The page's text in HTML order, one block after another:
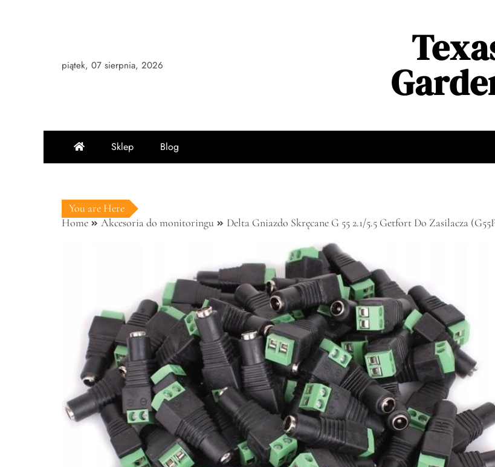
piątek, 07 sierpnia, 2026
Sklep Blog
You are Here
Home
Akcesoria do monitoringu Delta Gniazdo Skręcane G 55 2.1/5.5 Getfort Do Zasilacza